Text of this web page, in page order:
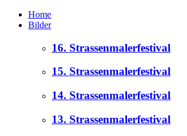
Home
Bilder
16. Strassenmalerfestival
15. Strassenmalerfestival
14. Strassenmalerfestival
13. Strassenmalerfestival